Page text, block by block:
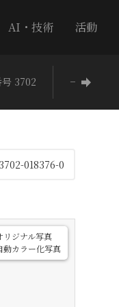
AI・技術 活動
3702 −
3702-018376-0
リジナル写真
動カラー化写真